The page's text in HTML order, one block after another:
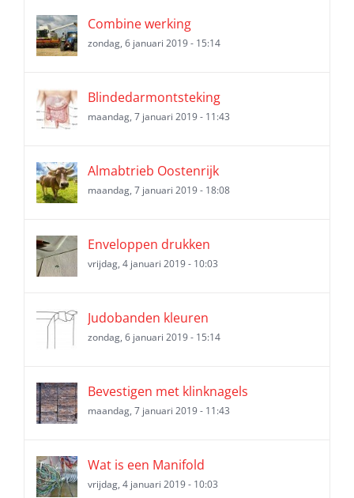
Combine werking
zondag, 6 januari 2019 - 15:14
Blindedarmontsteking
maandag, 7 januari 2019 - 11:43
Almabtrieb Oostenrijk
maandag, 7 januari 2019 - 18:08
Enveloppen drukken
vrijdag, 4 januari 2019 - 10:03
Judobanden kleuren
zondag, 6 januari 2019 - 15:14
Bevestigen met klinknagels
maandag, 7 januari 2019 - 11:43
Wat is een Manifold
vrijdag, 4 januari 2019 - 10:03